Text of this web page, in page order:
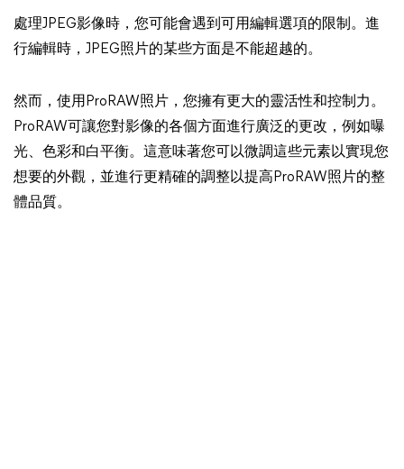
處理JPEG影像時，您可能會遇到可用編輯選項的限制。進
行編輯時，JPEG照片的某些方面是不能超越的。
然而，使用ProRAW照片，您擁有更大的靈活性和控制力。
ProRAW可讓您對影像的各個方面進行廣泛的更改，例如曝
光、色彩和白平衡。這意味著您可以微調這些元素以實現您
想要的外觀，並進行更精確的調整以提高ProRAW照片的整
體品質。